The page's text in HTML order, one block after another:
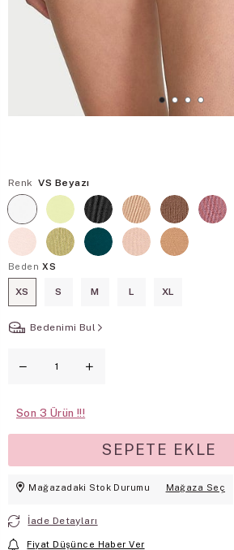
Renk VS Beyazı
Beden XS
XS S M L XL
Bedenimi Bul
Son 3
Mağazadaki Stok Durumu Mağaza Seç
İade Detayları
Fiyat Düşünce Haber Ver